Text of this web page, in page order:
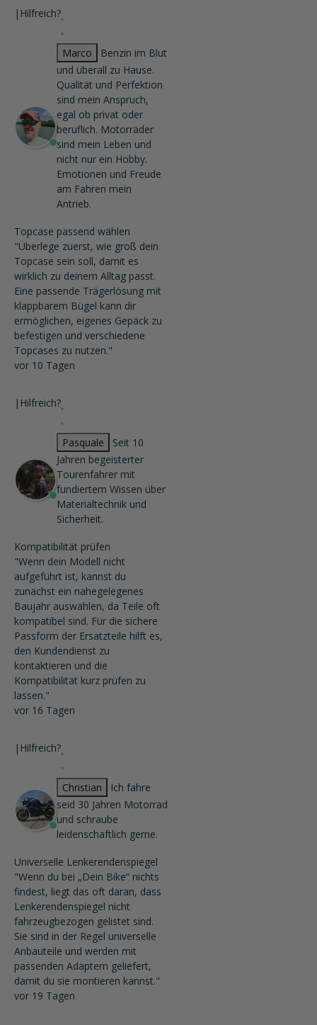
| Hilfreich?
Marco
Benzin im Blut
und überall zu Hause.
Qualität und Perfektion
sind mein Anspruch,
egal ob privat oder
beruflich. Motorräder
sind mein Leben und
nicht nur ein Hobby.
Emotionen und Freude
am Fahren mein
Antrieb.
Topcase passend wählen
"Überlege zuerst, wie groß dein
Topcase sein soll, damit es
wirklich zu deinem Alltag passt.
Eine passende Trägerlösung mit
klappbarem Bügel kann dir
ermöglichen, eigenes Gepäck zu
befestigen und verschiedene
Topcases zu nutzen."
vor 10 Tagen
| Hilfreich?
Pasquale
Seit 10
Jahren begeisterter
Tourenfahrer mit
fundiertem Wissen über
Materialtechnik und
Sicherheit.
Kompatibilität prüfen
"Wenn dein Modell nicht
aufgeführt ist, kannst du
zunächst ein nahegelegenes
Baujahr auswählen, da Teile oft
kompatibel sind. Für die sichere
Passform der Ersatzteile hilft es,
den Kundendienst zu
kontaktieren und die
Kompatibilität kurz prüfen zu
lassen."
vor 16 Tagen
| Hilfreich?
Christian
Ich fahre
seid 30 Jahren Motorrad
und schraube
leidenschaftlich gerne.
Universelle Lenkerendenspiegel
"Wenn du bei „Dein Bike“ nichts
findest, liegt das oft daran, dass
Lenkerendenspiegel nicht
fahrzeugbezogen gelistet sind.
Sie sind in der Regel universelle
Anbauteile und werden mit
passenden Adaptern geliefert,
damit du sie montieren kannst."
vor 19 Tagen